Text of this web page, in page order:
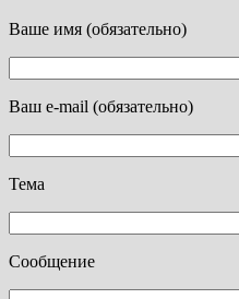
Ваше имя (обязательно)
Ваш e-mail (обязательно)
Тема
Сообщение